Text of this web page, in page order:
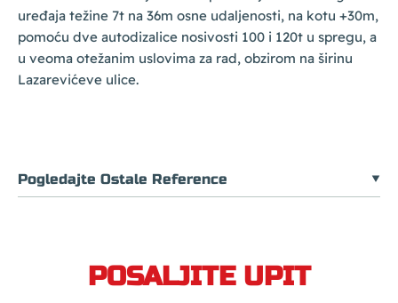
Pogledajte Ostale Reference
uređaja težine 7t na 36m osne udaljenosti, na kotu +30m,
pomoću dve autodizalice nosivosti 100 i 120t u spregu, a
u veoma otežanim uslovima za rad, obzirom na širinu
Lazarevićeve ulice.
POSALJITE UPIT